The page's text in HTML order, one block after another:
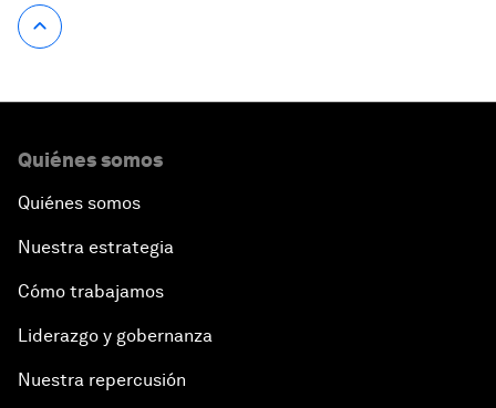
Quiénes somos
Quiénes somos
Nuestra estrategia
Cómo trabajamos
Liderazgo y gobernanza
Nuestra repercusión